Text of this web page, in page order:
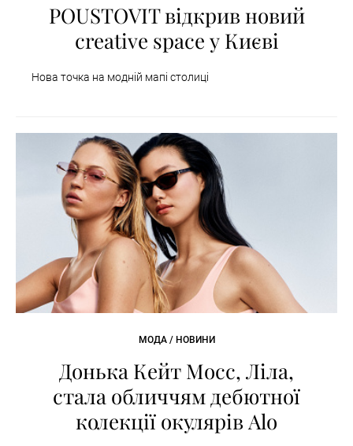
POUSTOVIT відкрив новий
creative space у Києві
Нова точка на модній мапі столиці
МОДА / НОВИНИ
Донька Кейт Мосс, Ліла,
стала обличчям дебютної
колекції окулярів Alo